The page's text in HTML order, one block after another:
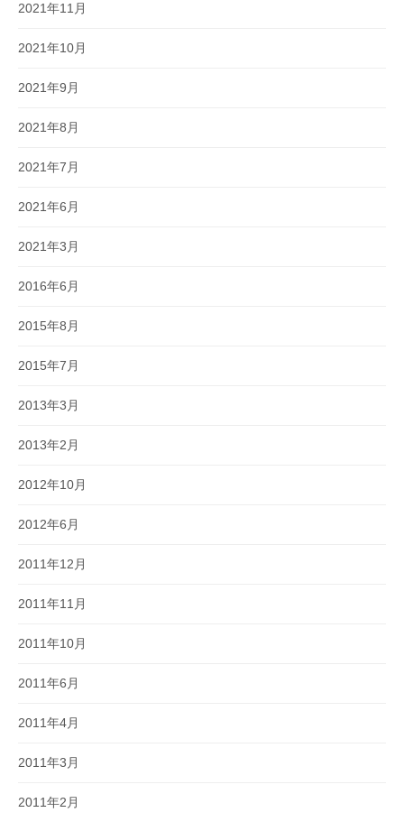
2021年11月
2021年10月
2021年9月
2021年8月
2021年7月
2021年6月
2021年3月
2016年6月
2015年8月
2015年7月
2013年3月
2013年2月
2012年10月
2012年6月
2011年12月
2011年11月
2011年10月
2011年6月
2011年4月
2011年3月
2011年2月